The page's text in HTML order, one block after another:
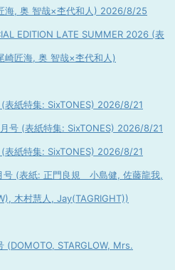
海, 奥 智哉×杢代和人) 2026/8/25
EDITION LATE SUMMER 2026 (表
崎匠海, 奥 智哉×杢代和人)
紙特集: SixTONES) 2026/8/21
号 (表紙特集: SixTONES) 2026/8/21
紙特集: SixTONES) 2026/8/21
号 (表紙: 正門良規 小島健, 佐藤龍我,
木村慧人, Jay(TAGRIGHT))
STARGLOW, Mrs.